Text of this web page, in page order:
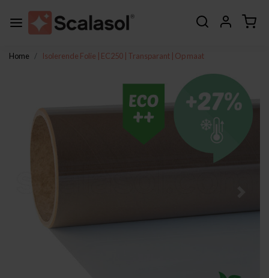
Home Isolerende Folie | EC250 | Transparant | Op maat
Vorige